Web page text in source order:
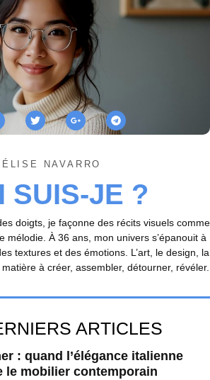
ÉLISE NAVARRO
SUIS-JE ?
doigts, je façonne des récits visuels comme
mélodie. À 36 ans, mon univers s’épanouit à
textures et des émotions. L’art, le design, la
à créer, assembler, détourner, révéler.
ARTICLES
: quand l’élégance italienne
le mobilier contemporain